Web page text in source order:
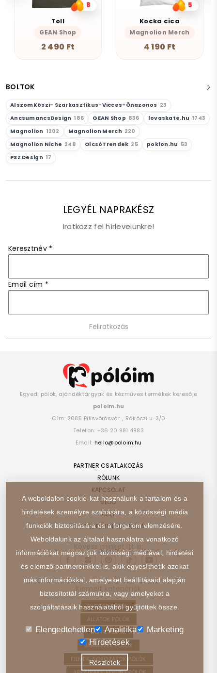
BOLTOK
AlszomKöszi- Szarkasztikus-Vicces-Önazonos 23
AncsumancsDesign 186 GEAN Shop 836 lovaskate.hu 1743
Magnolion 1202 Magnolion Merch 220
Magnolion Niche 248 OlcsóTrendek 25 poklon.hu 53
PSZ Design 17
8
Toll
GEAN Shop
2 490 Ft
5
Kocka cica
Magnolion Merch
4 190 Ft
LEGYÉL NAPRAKÉSZ
Iratkozz fel hírlevelünkre!
Keresztnév *
Email cím *
Egyedi pólók, ajándéktárgyak és kézműves termékek keresője
poloim.hu
Cím: 2085 Pilisvörösvár , Rákóczi u. 3/D
Telefon: +36 20 981 4983
Email: hello@poloim.hu
PARTNER CSATLAKOZÁS
RÓLUNK
KAPCSOLAT
BLOG
ÁSZF
ADATVÉDELMI NYILATKOZAT
VICCES PÓLÓK
ÁLLATOK PÓLÓK
HOBBI PÓLÓK
JÁRMŰVEK PÓLÓK
FILMEK, SOROZATOK PÓLÓK
A weboldalon cookie-kat használunk a tartalom és a
hirdetések személyre szabására, a közösségi média
funkciók biztosítására és a forgalom elemzésére.
Weboldalunk az általad használatra vonatkozó
információkat megosztjuk közösségi médiával, hirdetési
és elemző partnereinkkel is, akik egyesíthetik azokat
más információkkal, amelyeket beállításaid alapján
biztosítottál számukra, vagy amelyeket a
szolgáltatásaik használatából gyűjtöttek össze.
Elengedtehetlen Analitika
Marketing
Hirdetések
Részletek